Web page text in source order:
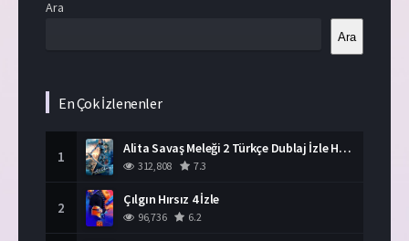
Ara
Ara
En Çok İzlenenler
1 Alita Savaş Meleği 2 Türkçe Dublaj İzle HD Film
312,808 7.3
2 Çılgın Hırsız 4 İzle
96,736 6.2